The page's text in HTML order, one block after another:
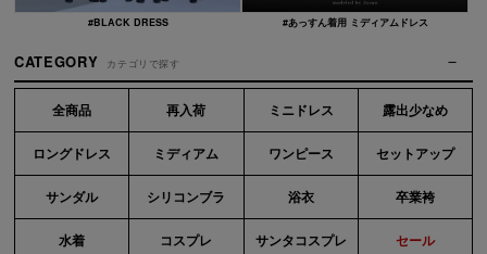
#BLACK DRESS #あっすん着用 ミディアムドレス
CATEGORY カテゴリで探す
全商品 再入荷 ミニドレス 露出少なめ
ロングドレス ミディアム ワンピース セットアップ
サンダル シリコンブラ 浴衣 卒業袴
水着 コスプレ サンタコスプレ セール